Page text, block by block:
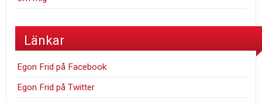
Länkar
Egon Frid på Facebook
Egon Frid på Twitter